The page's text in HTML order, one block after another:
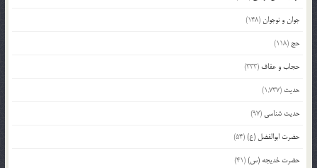
جوان و نوجوان(148)
حج (118)
حجاب و عفاف (333)
حدیث (1,737)
حدیث شناسی (97)
حضرت ابوالفضل (ع)(54)
حضرت خدیجه (س)(41)